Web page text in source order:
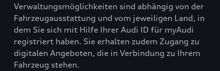
Verwaltungsmöglichkeiten sind abhängig von der
Fahrzeugausstattung und vom jeweiligen Land, in
dem Sie sich mit Hilfe Ihrer Audi ID für myAudi
registriert haben. Sie erhalten zudem Zugang zu
digitalen Angeboten, die in Verbindung zu Ihrem
Fahrzeug stehen.